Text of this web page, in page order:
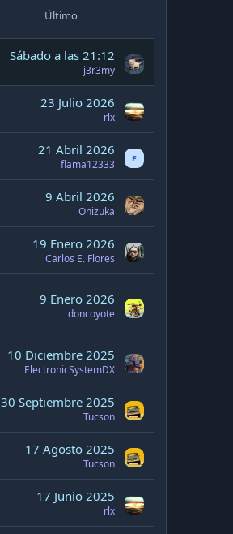
Último
Sábado a las 21:12
j3r3my
23 Julio 2026
rlx
21 Abril 2026
flama12333
9 Abril 2026
Onizuka
19 Enero 2026
Carlos E. Flores
9 Enero 2026
doncoyote
10 Diciembre 2025
ElectronicSystemDX
30 Septiembre 2025
Tucson
17 Agosto 2025
Tucson
17 Junio 2025
rlx